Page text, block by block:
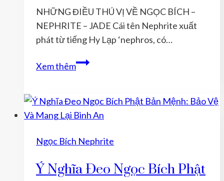
Bảo
Hộ
Như
Thế
Nào?
NHỮNG ĐIỀU THÚ VỊ VỀ NGỌC BÍCH –
NEPHRITE – JADE Cái tên Nephrite xuất
phát từ tiếng Hy Lạp ‘nephros, có…
Xem thêmNHỮNG
VỊ
VỀ
BÍCH
PHẬT
Ngọc Bích Nephrite
Ý Nghĩa Đeo Ngọc Bích Phật